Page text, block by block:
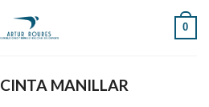
0
CINTA MANILLAR